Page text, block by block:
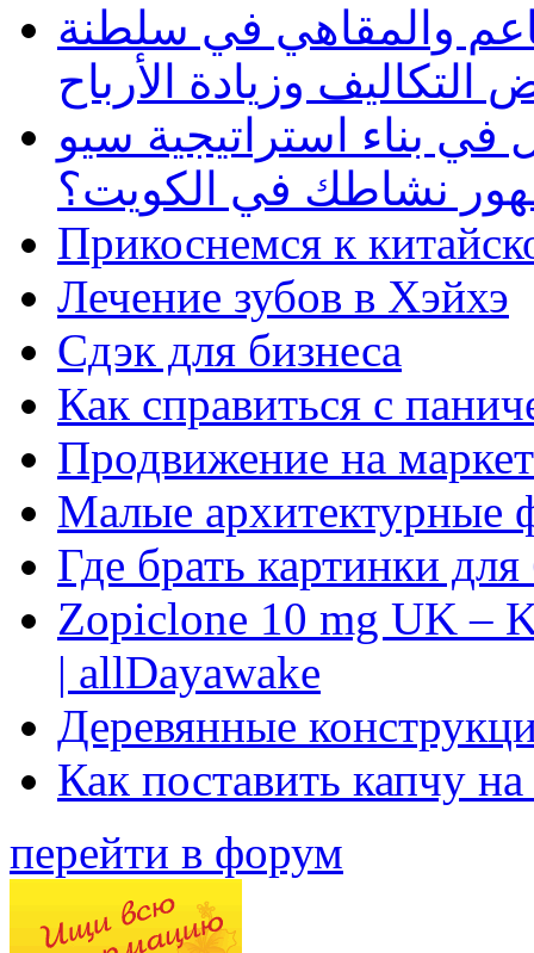
والمقاهي في سلطنة
وزيادة الأرباح
بناء استراتيجية سيو
نشاطك في الكويت؟
Прикоснемся к
Лечение зубов в Хэйхэ
Сдэк для бизнеса
Как справиться с
Продвижение на
Малые архитектурные
Где брать картинки
Zopiclone 10 mg UK –
| allDayawake
Деревянные
Как поставить капчу
перейти в форум